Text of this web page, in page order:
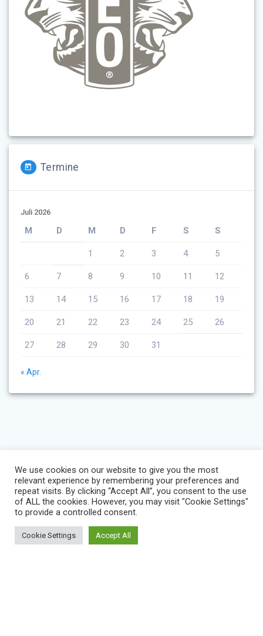
Termine
Juli 2026
M D M D F S S
1 2 3 4 5
6 7 8 9 10 11 12
13 14 15 16 17 18 19
20 21 22 23 24 25 26
27 28 29 30 31
« Apr.
We use cookies on our website to give you the most
relevant experience by remembering your preferences and
repeat visits. By clicking “Accept All”, you consent to the use
of ALL the cookies. However, you may visit "Cookie Settings"
to provide a controlled consent.
Cookie Settings Accept All